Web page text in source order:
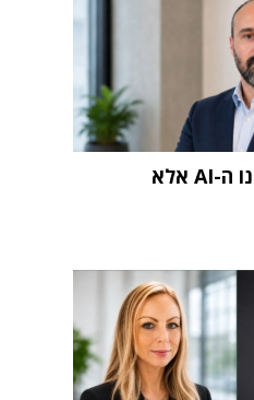
"האתגר הגדול אינו ה-AI אלא